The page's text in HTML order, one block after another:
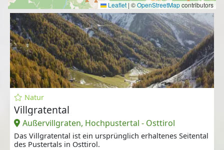
Leaflet | ©OpenStreetMapcontributors
Natur
Villgratental
Außervillgraten, Hochpustertal - Osttirol
Das Villgratental ist ein ursprünglich erhaltenes Seitental
des Pustertals in Osttirol.